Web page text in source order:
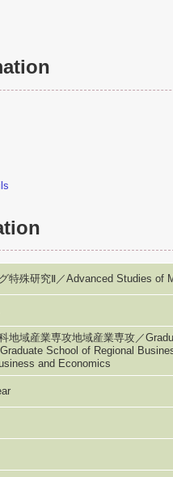
特殊研究Ⅱ／Advanced Studies of
地域産業専攻地域産業専攻／
School of Regional
and Economics